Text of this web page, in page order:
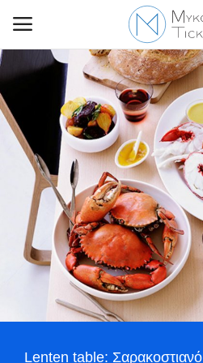
Contact Us
Politique
Business
Travel
Lenten table: Σαρακοστιανό